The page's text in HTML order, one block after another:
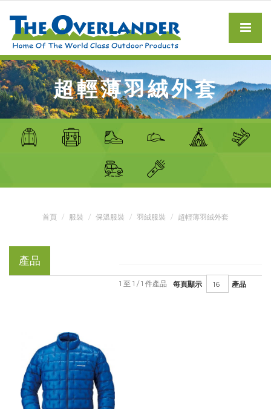
超輕薄羽絨外套
首頁 服裝 保溫服裝 羽絨服裝 超輕薄羽絨外套
產品
每頁顯示 產品
1 至 1 / 1 件產品